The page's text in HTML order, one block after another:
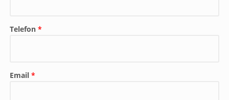
Telefon *
Email *